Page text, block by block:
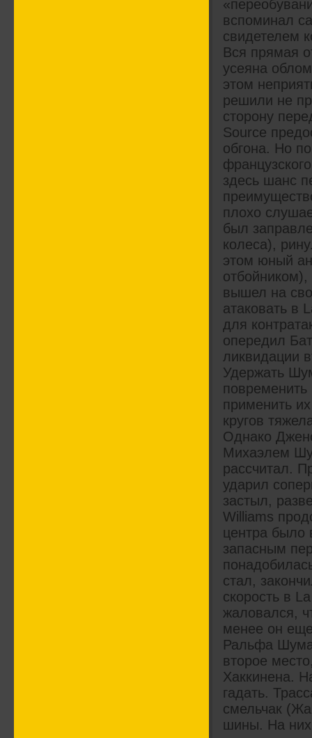
вспоминал
свидетелем
Вся прямая
усеяна
этом
решили не
сторону
Source
обгона. Но
здесь шанс
плохо
был
колеса),
этом юный
вышел на
атаковать в
для
опередил
ликвидации
Удержать
применить
кругов
Однако
Михаэлем
рассчитал.
ударил
застыл,
Williams
центра было
запасным
стал,
скорость в
жаловался,
менее он
Ральфа
второе
Хаккинена.
гадать.
смельчак
шины. На них